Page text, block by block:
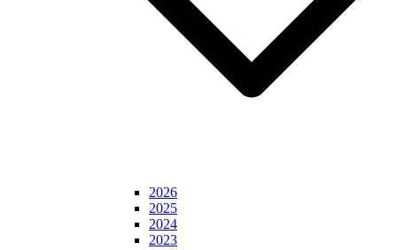
2026
2025
2024
2023